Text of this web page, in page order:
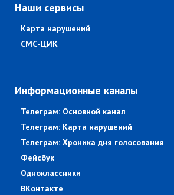
Наши сервисы
Карта нарушений
СМС-ЦИК
Информационные каналы
Телеграм: Основной канал
Телеграм: Карта нарушений
Телеграм: Хроника дня голосования
Фейсбук
Одноклассники
ВКонтакте